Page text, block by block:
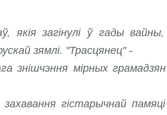
загінулі ў гады вайны,
зямлі. "Трасцянец" -
знішчэння мірных грамадзян
гістарычнай памяці